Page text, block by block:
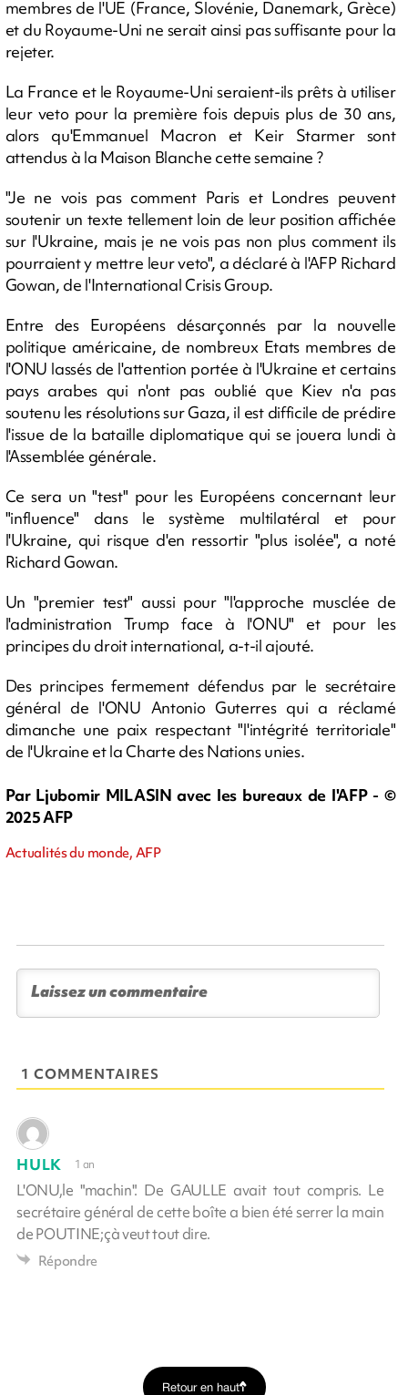
membres de l'UE (France, Slovénie, Danemark, Grèce)
et du Royaume-Uni ne serait ainsi pas suffisante pour la
rejeter.
La France et le Royaume-Uni seraient-ils prêts à utiliser
leur veto pour la première fois depuis plus de 30 ans,
alors qu'Emmanuel Macron et Keir Starmer sont
attendus à la Maison Blanche cette semaine ?
"Je ne vois pas comment Paris et Londres peuvent
soutenir un texte tellement loin de leur position affichée
sur l'Ukraine, mais je ne vois pas non plus comment ils
pourraient y mettre leur veto", a déclaré à l'AFP Richard
Gowan, de l'International Crisis Group.
Entre des Européens désarçonnés par la nouvelle
politique américaine, de nombreux Etats membres de
l'ONU lassés de l'attention portée à l'Ukraine et certains
pays arabes qui n'ont pas oublié que Kiev n'a pas
soutenu les résolutions sur Gaza, il est difficile de prédire
l'issue de la bataille diplomatique qui se jouera lundi à
l'Assemblée générale.
Ce sera un "test" pour les Européens concernant leur
"influence" dans le système multilatéral et pour
l'Ukraine, qui risque d'en ressortir "plus isolée", a noté
Richard Gowan.
Un "premier test" aussi pour "l'approche musclée de
l'administration Trump face à l'ONU" et pour les
principes du droit international, a-t-il ajouté.
Des principes fermement défendus par le secrétaire
général de l'ONU Antonio Guterres qui a réclamé
dimanche une paix respectant "l'intégrité territoriale"
de l'Ukraine et la Charte des Nations unies.
Par Ljubomir MILASIN avec les bureaux de l'AFP - ©
2025 AFP
Actualités du monde, AFP
1 COMMENTAIRES
HULK 1 an
L'ONU,le "machin". De GAULLE avait tout compris. Le
secrétaire général de cette boîte a bien été serrer la main
de POUTINE;çà veut tout dire.
Répondre
Retour en haut